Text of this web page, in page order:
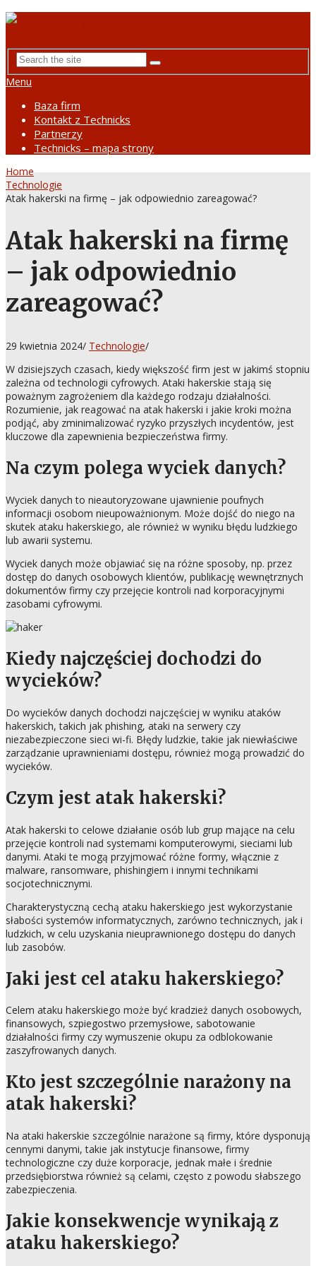
Menu
Baza firm
Kontakt z Technicks
Partnerzy
Technicks – mapa strony
Home
Technologie
Atak hakerski na firmę – jak odpowiednio zareagować?
Atak hakerski na firmę
– jak odpowiednio
zareagować?
29 kwietnia 2024/ Technologie/
W dzisiejszych czasach, kiedy większość firm jest w jakimś stopniu
zależna od technologii cyfrowych. Ataki hakerskie stają się
poważnym zagrożeniem dla każdego rodzaju działalności.
Rozumienie, jak reagować na atak hakerski i jakie kroki można
podjąć, aby zminimalizować ryzyko przyszłych incydentów, jest
kluczowe dla zapewnienia bezpieczeństwa firmy.
Na czym polega wyciek danych?
Wyciek danych to nieautoryzowane ujawnienie poufnych
informacji osobom nieupoważnionym. Może dojść do niego na
skutek ataku hakerskiego, ale również w wyniku błędu ludzkiego
lub awarii systemu.
Wyciek danych może objawiać się na różne sposoby, np. przez
dostęp do danych osobowych klientów, publikację wewnętrznych
dokumentów firmy czy przejęcie kontroli nad korporacyjnymi
zasobami cyfrowymi.
Kiedy najczęściej dochodzi do
wycieków?
Do wycieków danych dochodzi najczęściej w wyniku ataków
hakerskich, takich jak phishing, ataki na serwery czy
niezabezpieczone sieci wi-fi. Błędy ludzkie, takie jak niewłaściwe
zarządzanie uprawnieniami dostępu, również mogą prowadzić do
wycieków.
Czym jest atak hakerski?
Atak hakerski to celowe działanie osób lub grup mające na celu
przejęcie kontroli nad systemami komputerowymi, sieciami lub
danymi. Ataki te mogą przyjmować różne formy, włącznie z
malware, ransomware, phishingiem i innymi technikami
socjotechnicznymi.
Charakterystyczną cechą ataku hakerskiego jest wykorzystanie
słabości systemów informatycznych, zarówno technicznych, jak i
ludzkich, w celu uzyskania nieuprawnionego dostępu do danych
lub zasobów.
Jaki jest cel ataku hakerskiego?
Celem ataku hakerskiego może być kradzież danych osobowych,
finansowych, szpiegostwo przemysłowe, sabotowanie
działalności firmy czy wymuszenie okupu za odblokowanie
zaszyfrowanych danych.
Kto jest szczególnie narażony na
atak hakerski?
Na ataki hakerskie szczególnie narażone są firmy, które dysponują
cennymi danymi, takie jak instytucje finansowe, firmy
technologiczne czy duże korporacje, jednak małe i średnie
przedsiębiorstwa również są celami, często z powodu słabszego
zabezpieczenia.
Jakie konsekwencje wynikają z
ataku hakerskiego?